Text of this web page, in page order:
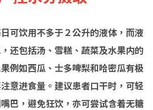
可饮用不多于２公升的液体，而液
还包括汤、雪糕、蔬菜及水果内的
例如西瓜、士多啤梨和哈密瓜有极
意进食量。建议患者口干时，可轻
巴，避免狂饮，亦可尝试含着无糖